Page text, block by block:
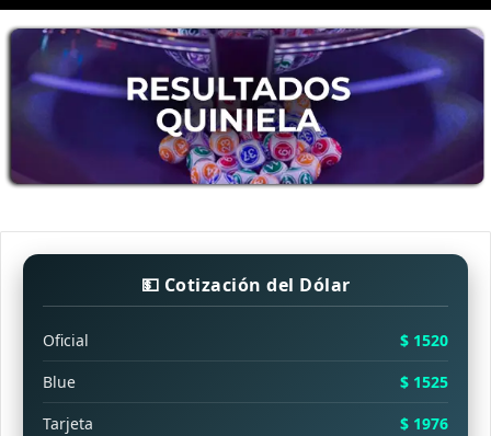
💵 Cotización del Dólar
Oficial
$ 1520
Blue
$ 1525
Tarjeta
$ 1976